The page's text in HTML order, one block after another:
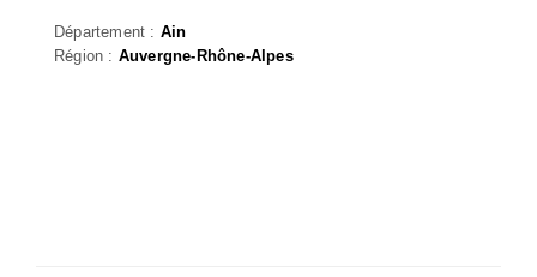
Département : Ain
Région : Auvergne-Rhône-Alpes